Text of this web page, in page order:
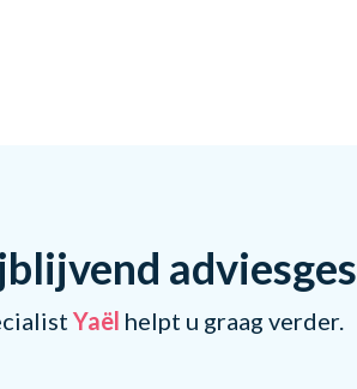
Yaël helpt u graag verder.